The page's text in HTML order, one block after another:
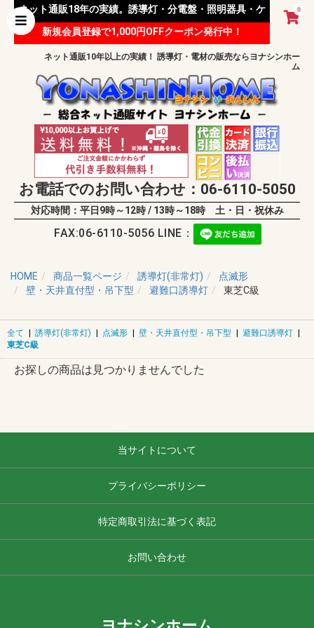
0
ネット通販18年の実績。誘導灯・分電盤・照明器具・ケ
ーブル等 様々な資材を取り扱っています。
新規会員登録で1,000円OFFクーポン発行中！
ネット通販10年以上の実績！ 誘導灯・電材の販売ならヨナシンホー
ム
お電話でのお問い合わせ：06-6110-5050
対応時間：平日9時～12時 / 13時～18時 土・日・祝休み
FAX:06-6110-5056 LINE：
HOME 商品一覧ページ 誘導灯(非常灯)
点滅形
壁・天井直付型・吊下型
避難口誘導灯 東芝C級
全て | 誘導灯(非常灯) | 点滅形 | 壁・天井直付型・吊下型 | 避難口誘導灯 |
東芝C級
お探しの商品は見つかりませんでした
当サイトについて
プライバシーポリシー
特定商取引法に基づく表記
お問い合わせ